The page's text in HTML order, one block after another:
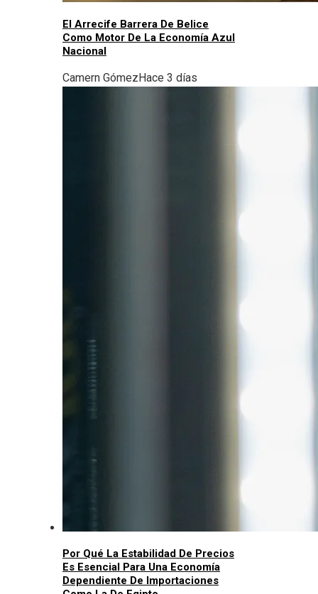
El Arrecife Barrera De Belice
Como Motor De La Economía Azul
Nacional
Camern GómezHace 3 días
Por Qué La Estabilidad De Precios
Es Esencial Para Una Economía
Dependiente De Importaciones